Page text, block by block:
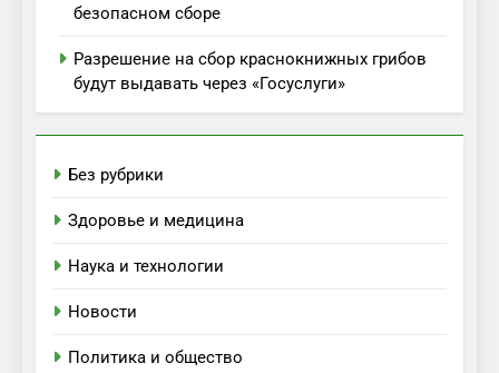
безопасном сборе
Разрешение на сбор краснокнижных грибов
будут выдавать через «Госуслуги»
Без рубрики
Здоровье и медицина
Наука и технологии
Новости
Политика и общество